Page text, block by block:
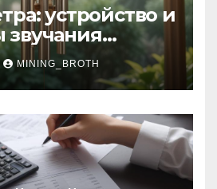
устройство и
MINING_BROTH